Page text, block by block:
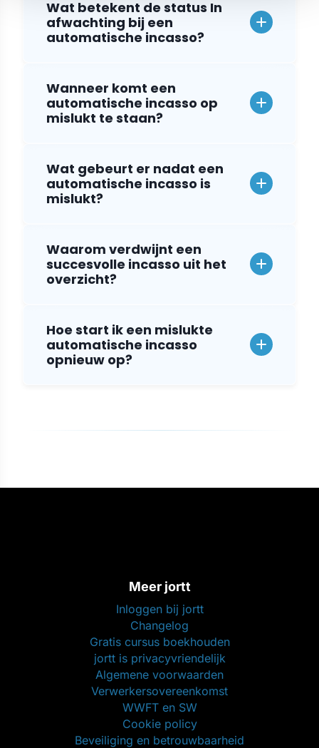
Wat betekent de status In
afwachting bij een
automatische incasso?
Wanneer komt een
automatische incasso op
mislukt te staan?
Wat gebeurt er nadat een
automatische incasso is
mislukt?
Waarom verdwijnt een
succesvolle incasso uit het
overzicht?
Hoe start ik een mislukte
automatische incasso
opnieuw op?
Meer jortt
Inloggen bij jortt
Changelog
Gratis cursus boekhouden
jortt is privacyvriendelijk
Algemene voorwaarden
Verwerkersovereenkomst
WWFT en SW
Cookie policy
Beveiliging en betrouwbaarheid